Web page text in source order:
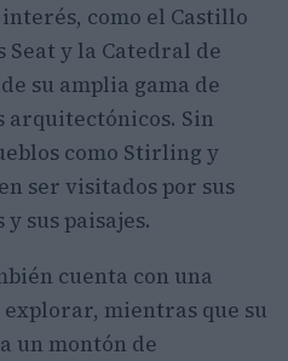
como el Castillo
Seat y la Catedral de
su amplia gama de
arquitectónicos. Sin
como Stirling y
ser visitados por sus
sus paisajes.
cuenta con una
mientras que su
un montón de